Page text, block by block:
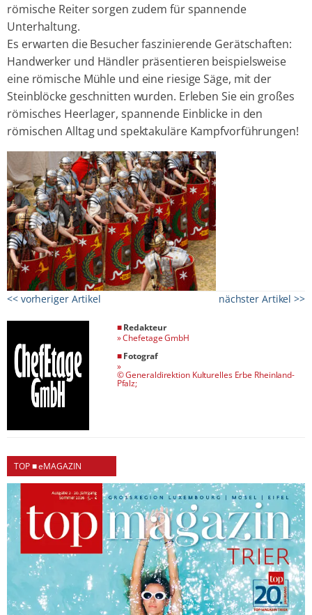
römische Reiter sorgen zudem für spannende
Unterhaltung.
Es erwarten die Besucher faszinierende Gerätschaften:
Handwerker und Händler präsentieren beispielsweise
eine römische Mühle und eine riesige Säge, mit der
Steinblöcke geschnitten wurden. Erleben Sie ein großes
römisches Heerlager, spannende Einblicke in den
römischen Alltag und spektakuläre Kampfvorführungen!
<< vorheriger Artikel nächster Artikel >>
■Redakteur
»Chefetage GmbH
■Fotograf
»
© Generaldirektion Kulturelles Erbe Rheinland-
Pfalz;
TOP ■ eMAGAZIN